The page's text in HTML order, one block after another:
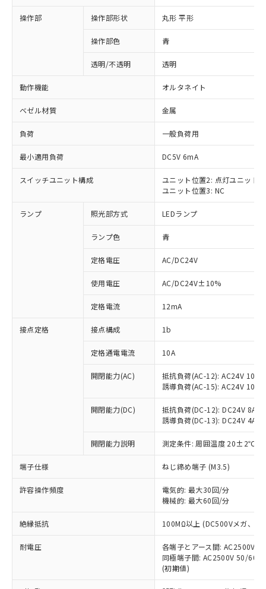
操作部 操作部形状 丸形 平形
操作部色 青
透明/不透明 透明
動作機能 オルタネイト
ベゼル材質 金属
負荷 一般負荷用
最小適用負荷 DC5V 6mA
スイッチユニット構成
ユニット位置2: 点灯ユニット
ユニット位置3: NC
ランプ 照光部方式 LEDランプ
ランプ色 青
定格電圧 AC/DC24V
使用電圧 AC/DC24V±10%
定格電流 12mA
接点定格 接点構成 1b
定格通電電流 10A
開閉能力(AC)
抵抗負荷(AC-12): AC24V 10A/
誘導負荷(AC-15): AC24V
開閉能力(DC)
抵抗負荷(DC-12): DC24V 8A/
誘導負荷(DC-13): DC24V 4A/
開閉能力説明 測定条件: 周囲温度 20±2℃、
端子仕様 ねじ締め端子 (M3.5)
許容操作頻度
電気的: 最大30回/分
機械的: 最大60回/分
絶縁抵抗 100MΩ以上 (DC500Vメガ、点
耐電圧
各端子とアース間: AC2500V
同極端子間: AC2500V 50/
(初期値)
ご利用条件
以下の条件をお読みいただき、同意のうえ
ご利用ください。
本サービスは、当社制御機器事業取扱
商品の当社在庫状況および標準価格
(税抜)を提供させていただくもので
当社制御機器事業取扱商品の中には、
本サービスの対象外となる商品もある
ことをご了承ください。
在庫状況および標準価格照会結果は、
記載している更新日時点での社内デー
タに基づき作成されるものであり、閲
覧された時点での実際の在庫および標
準価格とは異なる場合があることをご
※1 対応状況
対応済み：EU RoHS指令（10物質）の
非含有に対応した製品が提供可能な商品で
対応予定：EU RoHS指令（10物質）の非含
有に対応した製品に切り替える予定のある
対応予定なし：EU RoHS指令（10物質）の
非含有に非対応の商品で、対応品を出す予
定はありません。
調査・確認中：EU RoHS指令（10物質）の
非含有の対応状況を調査中または確認中の
非該当品：ライセンス料など無形物で、有
害物質有無と関係のない商品です。
仕入先様の事情により、非含有部品として
いたものが、含有品と判明した場合などや
むを得ず変更することがあります。
鉛(Pb) 1000ppm以下、 水銀(Hg) 1000ppm以下、 カド
六価クロム(Cr(Ⅵ)) 1000ppm以下、ポリ臭化ビフェニル
類(PBB) 1000ppm以下、ポリ臭化ジフェニルエーテル類
(PBDE) 1000ppm以下、フタル酸ビス(2-エチルヘキシ
※1 中国RoHS○×表
「○」：最大均質材料含有率が中国RoHSの
基準値以下であることを示します。
「×」：最大均質材料含有率が中国RoHSの
基準値を超えていることを示します。
「－」：未確認です。当社販売部門へお問
い合わせください。
*中国RoHS10物質の基準値 (GB/T26572)：
Pb(鉛) :1000ppm、 Hg(水銀) : 1000ppm、 Cd(カドミウ
Cr(Ⅵ)(六価クロム) : 1000ppm、 PBBs(ポリ臭化ビフェ
当社は、これら貴社製品のうち、外国
為替および外国貿易法に定める商品
（以下｢規制貨物等」という）を輸出
国政府の輸出許可(または役務取引許
可)を取得するなどの必要な手続きを